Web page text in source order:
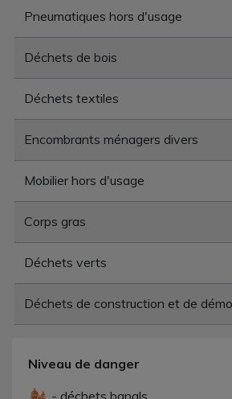
Pneumatiques hors d'usage
Déchets de bois
Déchets textiles
Encombrants ménagers divers
Mobilier hors d'usage
Corps gras
Déchets verts
Déchets de construction et de
Niveau de danger
- déchets banals